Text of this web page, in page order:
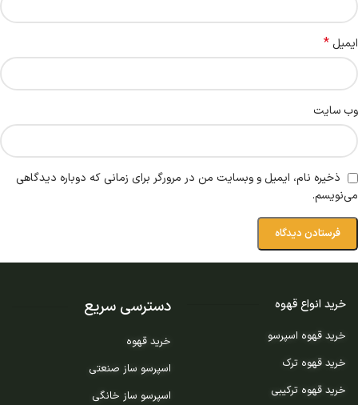
ایمیل *
وب‌ سایت
ذخیره نام، ایمیل و وبسایت من در مرورگر برای زمانی که دوباره دیدگاهی
می‌نویسم.
خرید انواع قهوه
خرید قهوه اسپرسو
خرید قهوه ترک
خرید قهوه ترکیبی
دسترسی سریع
خرید قهوه
اسپرسو ساز صنعتی
اسپرسو ساز خانگی